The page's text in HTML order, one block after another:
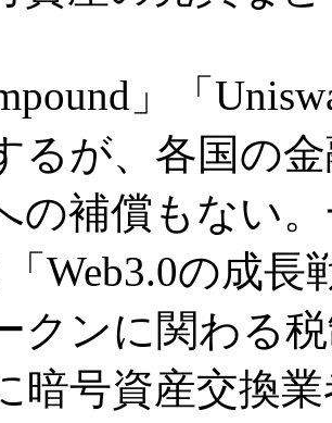
」「
るが、各国の
の補償もない
Web3.0の成
クンに関わる
暗号資産交換